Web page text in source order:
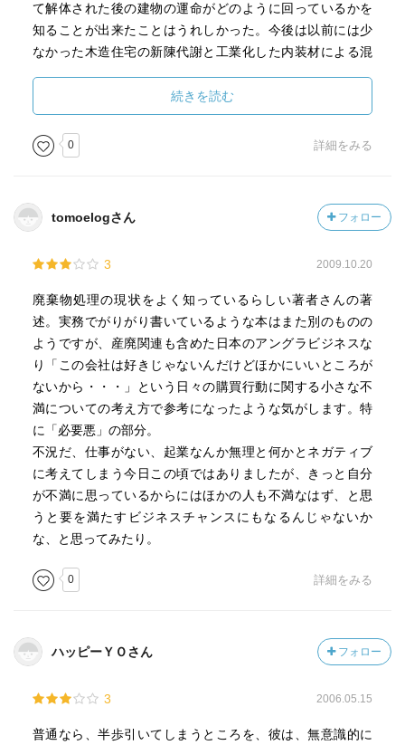
て解体された後の建物の運命がどのように回っているかを
知ることが出来たことはうれしかった。今後は以前には少
なかった木造住宅の新陳代謝と工業化した内装材による混
れることは目に見えており、産廃ビジネスの次元まで含め
た解決策の提案が求められるように思われる。
続きを読む
0 詳細をみる
tomoelogさん フォロー
3 2009.10.20
廃棄物処理の現状をよく知っているらしい著者さんの著
述。実務でがりがり書いているような本はまた別のものの
ようですが、産廃関連も含めた日本のアングラビジネスな
り「この会社は好きじゃないんだけどほかにいいところが
ないから・・・」という日々の購買行動に関する小さな不
満についての考え方で参考になったような気がします。特
に「必要悪」の部分。
不況だ、仕事がない、起業なんか無理と何かとネガティブ
に考えてしまう今日この頃ではありましたが、きっと自分
が不満に思っているからにはほかの人も不満なはず、と思
うと要を満たすビジネスチャンスにもなるんじゃないか
な、と思ってみたり。
0 詳細をみる
ハッピーＹＯさん フォロー
3 2006.05.15
普通なら、半歩引いてしまうところを、彼は、無意識的に